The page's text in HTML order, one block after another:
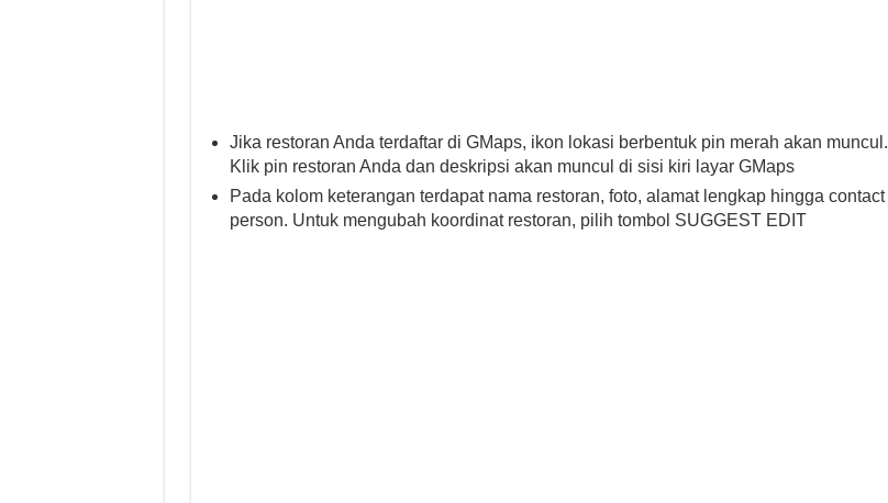
Jika restoran Anda terdaftar di GMaps, ikon lokasi berbentuk pin merah akan muncul.
Klik pin restoran Anda dan deskripsi akan muncul di sisi kiri layar GMaps
Pada kolom keterangan terdapat nama restoran, foto, alamat lengkap hingga contact
person. Untuk mengubah koordinat restoran, pilih tombol SUGGEST EDIT